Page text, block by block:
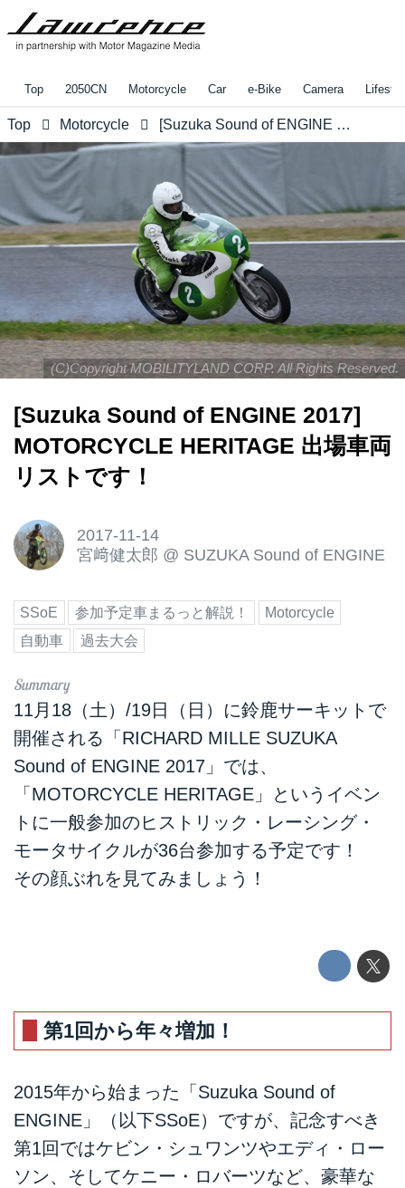
Top 2050CN Motorcycle Car e-Bike Camera
Top Motorcycle [Suzuka Sound of ENGINE 2017] MOTORCYCLE HERITAGE 出場車両リストです！
(C)Copyright MOBILITYLAND CORP. All Rights Reserved.
[Suzuka Sound of ENGINE 2017]
MOTORCYCLE HERITAGE 出場車両
リストです！
2017-11-14
宮﨑健太郎 @ SUZUKA Sound of ENGINE
SSoE 参加予定車まるっと解説！
Motorcycle
自動車
過去大会
11月18（土）/19日（日）に鈴鹿サーキットで
開催される「RICHARD MILLE SUZUKA
Sound of ENGINE 2017」では、
「MOTORCYCLE HERITAGE」というイベン
トに一般参加のヒストリック・レーシング・
モータサイクルが36台参加する予定です！
その顔ぶれを見てみましょう！
第1回から年々増加！
2015年から始まった「Suzuka Sound of
ENGINE」（以下SSoE）ですが、記念すべき
第1回ではケビン・シュワンツやエディ・ロー
ソン、そしてケニー・ロバーツなど、豪華な